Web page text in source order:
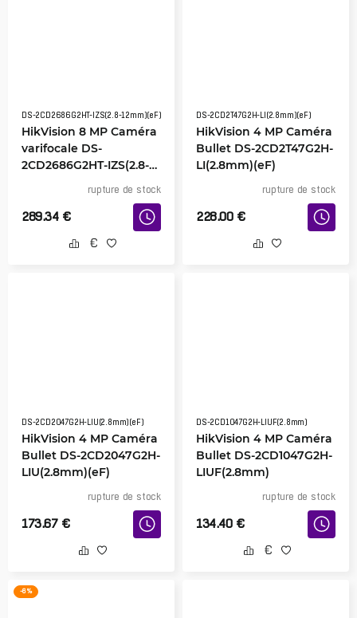
DS-2CD2686G2HT-IZS(2.8-12mm)(eF)
HikVision 8 MP Caméra
varifocale DS-
2CD2686G2HT-IZS(2.8-
rupture de stock
289.34 €
DS-2CD2T47G2H-LI(2.8mm)(eF)
HikVision 4 MP Caméra
Bullet DS-2CD2T47G2H-
LI(2.8mm)(eF)
rupture de stock
228.00 €
DS-2CD2047G2H-LIU(2.8mm)(eF)
HikVision 4 MP Caméra
Bullet DS-2CD2047G2H-
LIU(2.8mm)(eF)
rupture de stock
173.67 €
DS-2CD1047G2H-LIUF(2.8mm)
HikVision 4 MP Caméra
Bullet DS-2CD1047G2H-
LIUF(2.8mm)
rupture de stock
134.40 €
-6 %